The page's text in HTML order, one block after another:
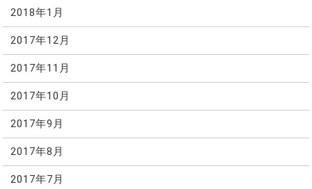
2018年1月
2017年12月
2017年11月
2017年10月
2017年9月
2017年8月
2017年7月